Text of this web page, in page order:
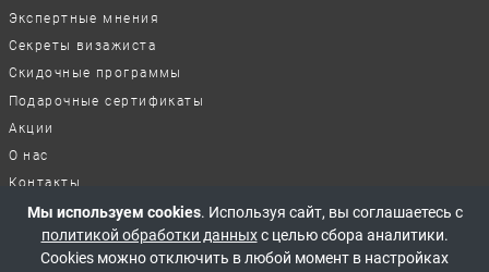
Экспертные мнения
Секреты визажиста
Скидочные программы
Подарочные сертификаты
Акции
О нас
Контакты
Отзывы о нашей работе
Мы используем cookies. Используя сайт, вы соглашаетесь с
политикой обработки данныхс целью сбора аналитики.
Cookies можно отключить в любой момент в настройках